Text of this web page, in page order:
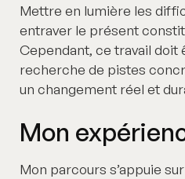
Mettre en lumière les
entraver le présent
Cependant, ce travail doit
recherche de pistes
un changement réel et
Mon
Mon parcours s’appuie